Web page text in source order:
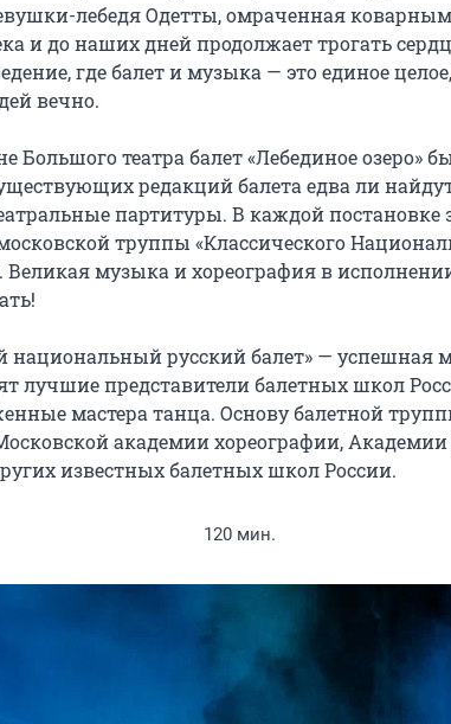
лебедя Одетты, омраченная
и до наших дней продолжает трогать
где балет и музыка — это единое
вечно.
Большого театра балет «Лебединое озеро»
редакций балета едва ли
партитуры. В каждой постановке
труппы «Классического
музыка и хореография в
национальный русский балет» — успешная
лучшие представители балетных школ
мастера танца. Основу балетной
академии хореографии, Академии
известных балетных школ России.
120 мин.